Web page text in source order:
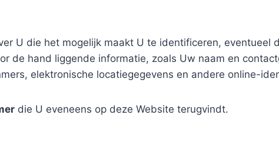
U die het mogelijk maakt U te identificeren, eventueel
de hand liggende informatie, zoals Uw naam en
elektronische locatiegegevens en andere online-
die U eveneens op deze Website terugvindt.